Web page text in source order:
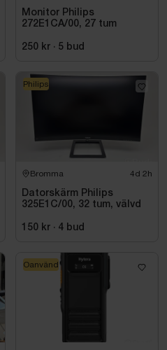
Monitor Philips
272E1CA/00, 27 tum
250 kr · 5 bud
Bromma 4d 2h
Datorskärm Philips
325E1C/00, 32 tum, välvd
150 kr · 4 bud
Philips
Oanvänd